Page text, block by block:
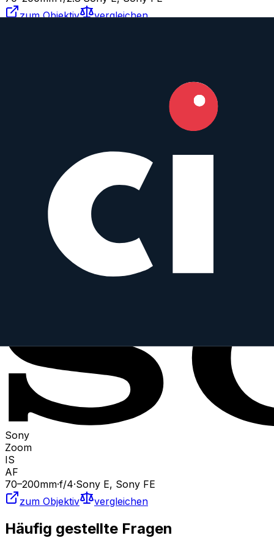
zum Objektiv
vergleichen
mm
Sony E, Sony FE
zum Objektiv
vergleichen
Sony
Zoom
IS
AF
70–200mm·f/4·Sony E, Sony FE
zum Objektiv
vergleichen
Häufig gestellte Fragen